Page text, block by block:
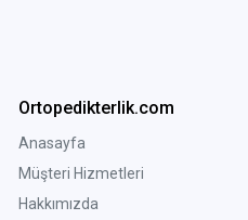
Ortopedikterlik.com
Anasayfa
Müşteri Hizmetleri
Hakkımızda